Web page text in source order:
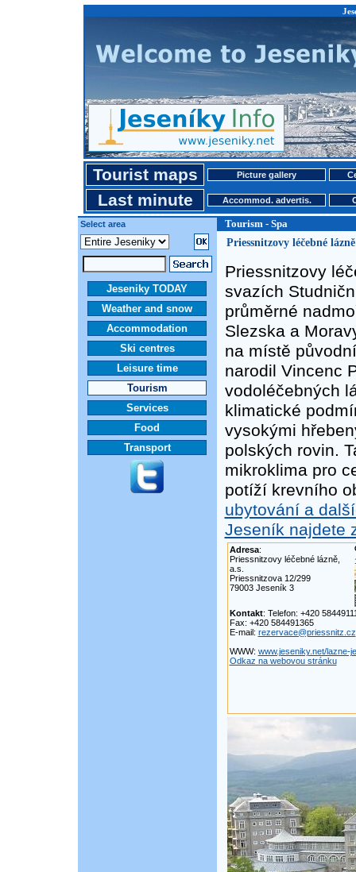
Tourist maps Picture gallery
Last minute Accommod. advertis.
Select area Tourism - Spa
Jeseniky TODAY
Weather and snow
Accommodation
Ski centres
Leisure time
Tourism
Services
Food
Transport
Priessnitzovy léčebné
Priessnitzovy
svazích
průměrné
Slezska a
na místě
narodil Vincenc
vodoléčebných
klimatické
vysokými
polských rovin.
mikroklima pro
potíží krevního
ubytování a
Jeseník najdete
Adresa:
Priessnitzovy léčebné lázně,
a.s.
Priessnitzova 12/299
79003 Jeseník 3
Kontakt: Telefon: +420
Fax: +420 584491365
E-mail: rezervace@priessnitz.cz
WWW: www.jeseniky.net/lazne-
Odkaz na webovou stránku